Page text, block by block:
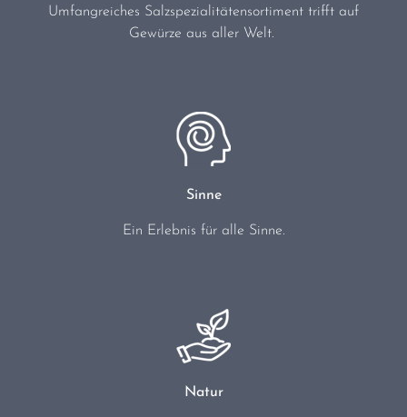
Umfangreiches Salzspezialitätensortiment trifft auf
Gewürze aus aller Welt.
Sinne
Ein Erlebnis für alle Sinne.
Natur